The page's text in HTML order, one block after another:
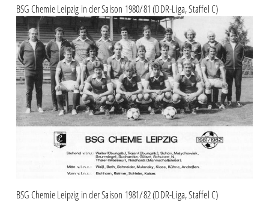
BSG Chemie Leipzig in der Saison 1980/81 (DDR-Liga, Staffel C)
BSG Chemie Leipzig in der Saison 1981/82 (DDR-Liga, Staffel C)